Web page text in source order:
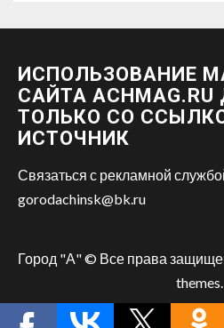
ИСПОЛЬЗОВАНИЕ
САЙТА
ТОЛЬКО СО
ИСТОЧНИК
Связаться с рекламной
gorodachinsk@bk.ru
Город "А" © Все права
themes.